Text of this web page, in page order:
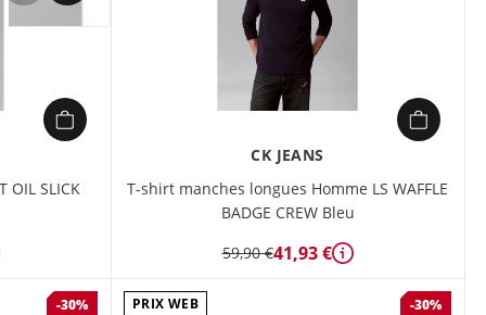
OIL SLICK
CK JEANS
T-shirt manches longues Homme LS WAFFLE
BADGE CREW Bleu
59,90 €41,93 € Détails
-30% PRIX WEB -30%